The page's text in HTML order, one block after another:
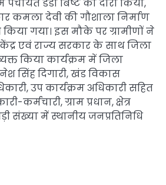
पंचायत डंडा बिष्ट का दौरा किया,
कमला देवी की गौशाला निर्माण
गया। इस मौके पर ग्रामीणों ने
एवं राज्य सरकार के साथ जिला
किया कार्यक्रम में जिला
सिंह दिगारी, खंड विकास
उप कार्यक्रम अधिकारी सहित
कर्मचारी, ग्राम प्रधान, क्षेत्र
संख्या में स्थानीय जनप्रतिनिधि